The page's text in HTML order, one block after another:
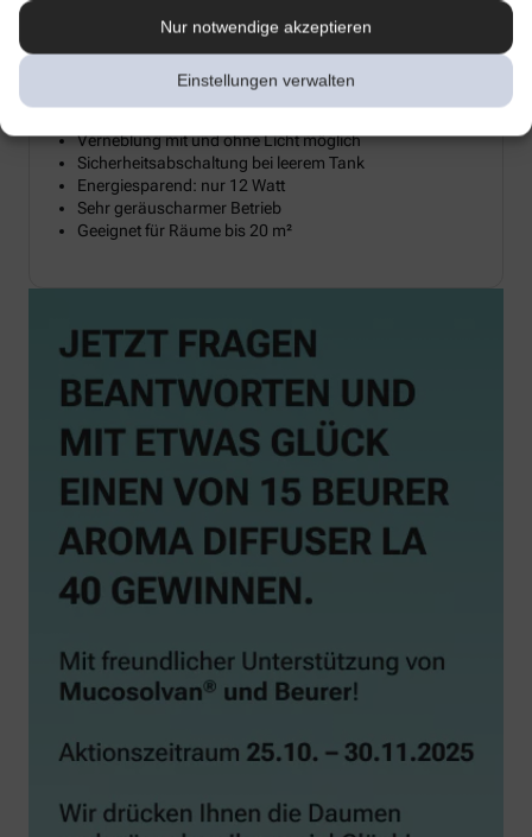
Nur notwendige akzeptieren
Einstellungen verwalten
Mikrofeine Zerstäubung mit Ultraschall
Wellnesslicht mit Farbwechsel für eine angenehme
Zur Raumbeduftung mit Aromaölen geeignet
Verneblung mit und ohne Licht möglich
Sicherheitsabschaltung bei leerem Tank
Energiesparend: nur 12 Watt
Sehr geräuscharmer Betrieb
Geeignet für Räume bis 20 m²